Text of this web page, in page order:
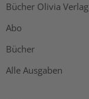
Bücher Olivia Verlag
Abo
Bücher
Alle Ausgaben